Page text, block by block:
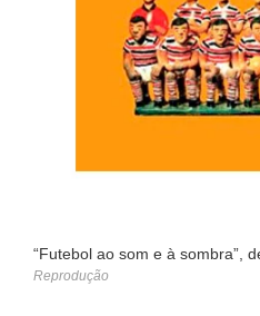
“Futebol ao som e à sombra”,
Reprodução